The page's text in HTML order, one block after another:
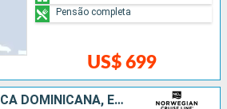
US$ 699
Pensão completa
BAHAMAS, REPUBLICA DOMINICANA, ESTADOS UNIDOS